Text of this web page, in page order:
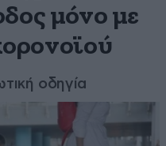
μόνο με
οδηγία